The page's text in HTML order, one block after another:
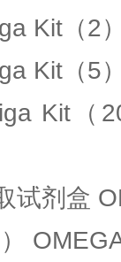
Kit（2
Kit（5
Kit（
试剂盒